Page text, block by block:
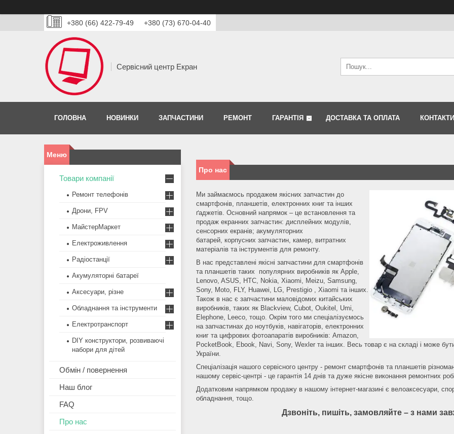
+380 (66) 422-79-49 +380 (73) 670-04-40
Сервісний центр Екран
ГОЛОВНА НОВИНКИ ЗАПЧАСТИНИ РЕМОНТ ГАРАНТІЯ ДОСТАВКА ТА ОПЛАТА КОНТАКТИ
Про нас
Ми займаємось продажем якісних запчастин до
смартфонів, планшетів, електронних книг та інших
ґаджетів. Основний напрямок – це встановлення та
продаж екранних запчастин: дисплейних модулів,
сенсорних екранів; акумуляторних
батарей, корпусних запчастин, камер, витратних
матеріалів та інструментів для ремонту.
В нас представлені якісні запчастини для смартфонів
та планшетів таких популярних виробників як Apple,
Lenovo, ASUS, HTC, Nokia, Xiaomi, Meizu, Samsung,
Sony, Moto, FLY, Huawei, LG, Prestigio , Xiaomi та інших.
Також в нас є запчастини маловідомих китайських
виробників, таких як Blackview, Cubot, Oukitel, Umi,
Elephone, Leeco, тощо. Окрім того ми спеціалізуємось
на запчастинах до ноутбуків, навігаторів, електронних
книг та цифрових фотоапаратів виробників: Amazon,
PocketBook, Ebook, Navi, Sony, Wexler та інших. Весь товар є на складі і може
України.
Спеціалізація нашого сервісного центру - ремонт смартфонів та планшетів
нашому сервіс-центрі - це гарантія 14 днів та дуже якісне виконання ремонтних
Додатковим напрямком продажу в нашому інтернет-магазині є велоаксесуари,
обладнання, тощо.
Дзвоніть, пишіть, замовляйте – з нами
Товари компанії
Ремонт телефонів
Дрони, FPV
МайстерМаркет
Електроживлення
Радіостанції
Акумуляторні батареї
Аксесуари, різне
Обладнання та інструменти
Електротранспорт
DIY конструктори, розвиваючі
набори для дітей
Обмін / повернення
Наш блог
FAQ
Про нас